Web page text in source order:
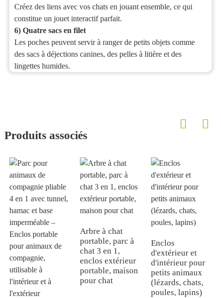
Créez des liens avec vos chats en jouant ensemble, ce qui
constitue un jouet interactif parfait.
6) Quatre sacs en filet
Les poches peuvent servir à ranger de petits objets comme
des sacs à déjections canines, des pelles à litière et des
lingettes humides.
Produits associés
Arbre à chat
portable, parc à
chat 3 en 1,
enclos extérieur
portable, maison
pour chat
Enclos
d'extérieur et
d'intérieur pour
petits animaux
(lézards, chats,
poules, lapins)